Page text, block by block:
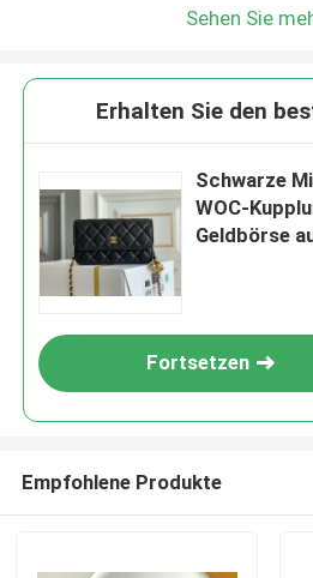
Sehen Sie
Erhalten Sie den
Schwarze
WOC-
Geldbörse
Fortsetzen
Empfohlene Produkte